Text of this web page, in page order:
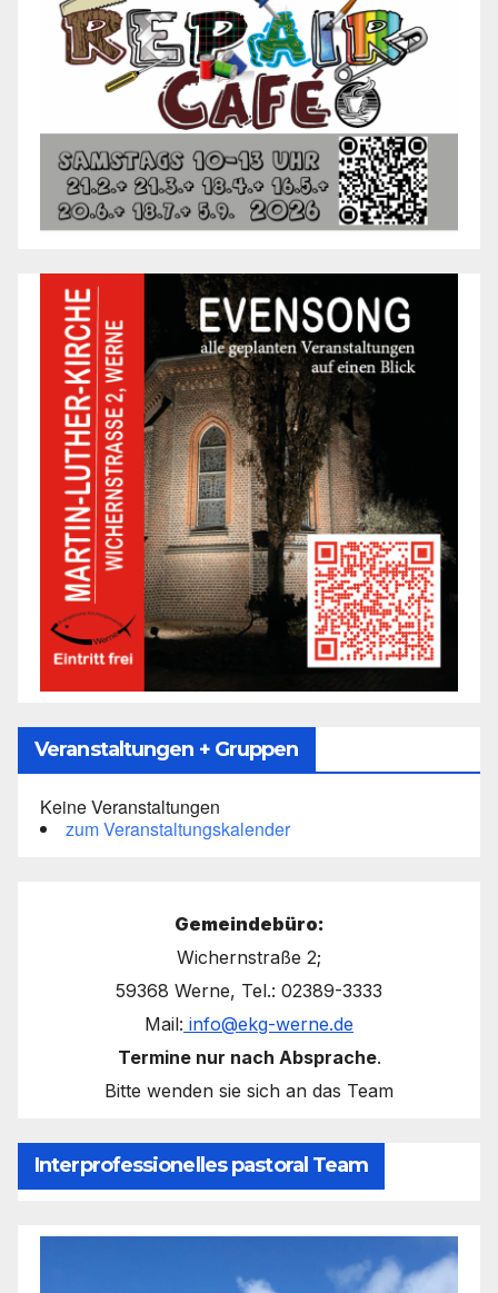
Veranstaltungen + Gruppen
Keine Veranstaltungen
zum Veranstaltungskalender
Gemeindebüro:
Wichernstraße 2;
59368 Werne, Tel.: 02389-3333
Mail: info@ekg-werne.de
Termine nur nach Absprache.
Bitte wenden sie sich an das Team
Interprofessionelles pastoral Team